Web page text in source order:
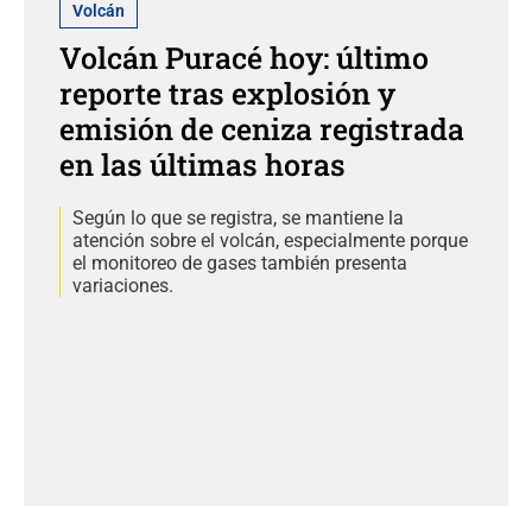
Volcán
Volcán Puracé hoy: último
reporte tras explosión y
emisión de ceniza registrada
en las últimas horas
Según lo que se registra, se mantiene la
atención sobre el volcán, especialmente porque
el monitoreo de gases también presenta
variaciones.